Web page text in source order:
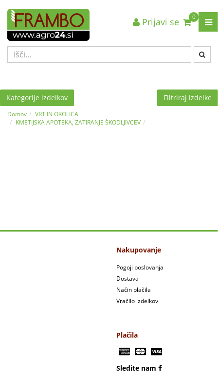
Nazaj en nivo
VRSTA 1
VRSTA 3
Nazaj en nivo
VRSTA 1
VRSTA 3
Nazaj en nivo
VRSTA 1
VRSTA 3
0
Prijavi se
Kategorije izdelkov Filtriraj izdelke
Domov
VRT IN OKOLICA
KMETIJSKA APOTEKA, ZATIRANJE ŠKODLJIVCEV
Nakupovanje
Pogoji poslovanja
Dostava
Način plačila
Vračilo izdelkov
Plačila
Sledite nam